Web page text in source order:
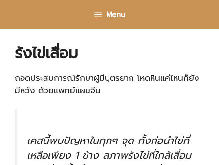
content
Menu
รังไข่เสื่อม
ถอดประสบการณ์รักษาผู้มีบุตรยาก โหดหินแค่ไหนก็ยัง
มีหวัง ด้วยแพทย์แผนจีน
เคสนี้พบปัญหาในทุกๆ จุด ทั้งท่อนำไข่ที่
เหลือเพียง 1 ข้าง สภาพรังไข่ที่ใกล้เสื่อม